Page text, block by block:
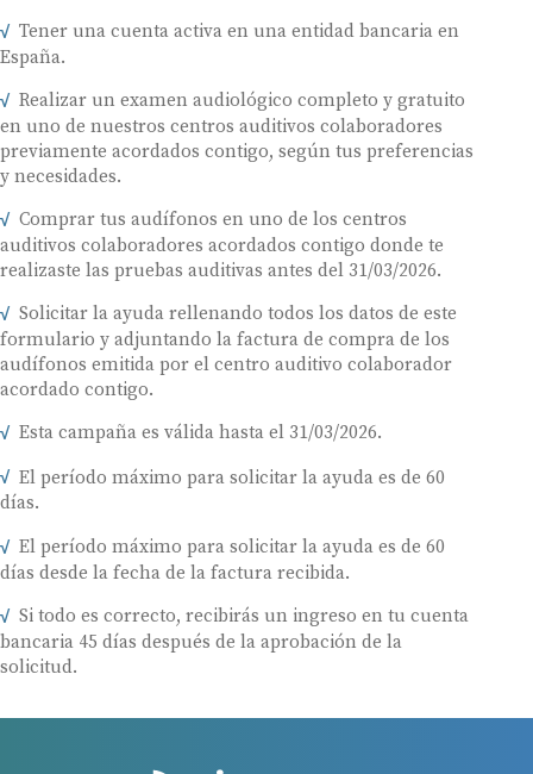
Tener una cuenta activa en una entidad bancaria en
España.
Realizar un examen audiológico completo y gratuito
en uno de nuestros centros auditivos colaboradores
previamente acordados contigo, según tus preferencias
y necesidades.
Comprar tus audífonos en uno de los centros
auditivos colaboradores acordados contigo donde te
realizaste las pruebas auditivas antes del 31/03/2026.
Solicitar la ayuda rellenando todos los datos de este
formulario y adjuntando la factura de compra de los
audífonos emitida por el centro auditivo colaborador
acordado contigo.
Esta campaña es válida hasta el 31/03/2026.
El período máximo para solicitar la ayuda es de 60
días.
El período máximo para solicitar la ayuda es de 60
días desde la fecha de la factura recibida.
Si todo es correcto, recibirás un ingreso en tu cuenta
bancaria 45 días después de la aprobación de la
solicitud.